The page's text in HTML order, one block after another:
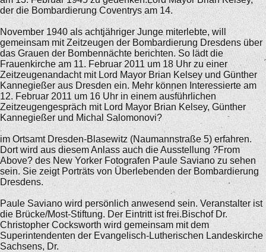
der die Bombardierung Coventrys am 14.
November 1940 als achtjähriger Junge miterlebte, will
gemeinsam mit Zeitzeugen der Bombardierung Dresdens über
das Grauen der Bombennächte berichten. So lädt die
Frauenkirche am 11. Februar 2011 um 18 Uhr zu einer
Zeitzeugenandacht mit Lord Mayor Brian Kelsey und Günther
Kannegießer aus Dresden ein. Mehr können Interessierte am
12. Februar 2011 um 16 Uhr in einem ausführlichen
Zeitzeugengespräch mit Lord Mayor Brian Kelsey, Günther
Kannegießer und Michal Salomonovi?
im Ortsamt Dresden-Blasewitz (Naumannstraße 5) erfahren.
Dort wird aus diesem Anlass auch die Ausstellung ?From
Above? des New Yorker Fotografen Paule Saviano zu sehen
sein. Sie zeigt Porträts von Überlebenden der Bombardierung
Dresdens.
Paule Saviano wird persönlich anwesend sein. Veranstalter ist
die Brücke/Most-Stiftung. Der Eintritt ist frei.Bischof Dr.
Christopher Cocksworth wird gemeinsam mit dem
Superintendenten der Evangelisch-Lutherischen Landeskirche
Sachsens, Dr.